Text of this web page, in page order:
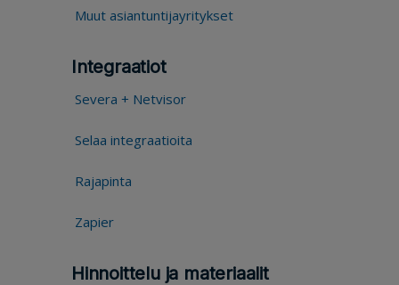
Muut asiantuntijayritykset
Integraatiot
Severa + Netvisor
Selaa integraatioita
Rajapinta
Zapier
Hinnoittelu ja materiaalit